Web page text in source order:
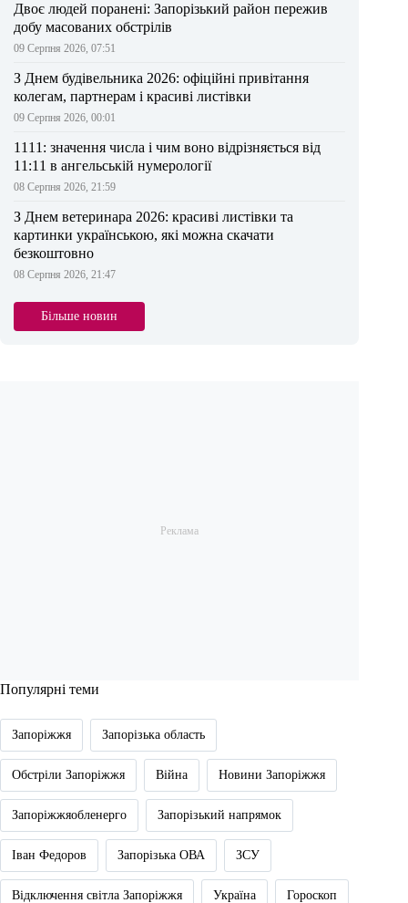
Двоє людей поранені: Запорізький район пережив
добу масованих обстрілів
09 Серпня 2026, 07:51
З Днем будівельника 2026: офіційні привітання
колегам, партнерам і красиві листівки
09 Серпня 2026, 00:01
1111: значення числа і чим воно відрізняється від
11:11 в ангельській нумерології
08 Серпня 2026, 21:59
З Днем ветеринара 2026: красиві листівки та
картинки українською, які можна скачати
безкоштовно
08 Серпня 2026, 21:47
Більше новин
Популярні теми
Запоріжжя Запорізька область
Обстріли Запоріжжя Війна Новини Запоріжжя
Запоріжжяобленерго Запорізький напрямок
Іван Федоров Запорізька ОВА ЗСУ
Відключення світла Запоріжжя Україна Гороскоп